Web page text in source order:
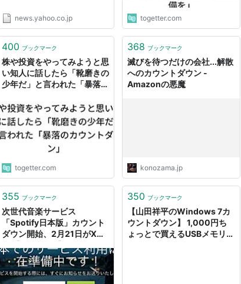
news.yahoo.co.jp togetter.com
400 ブックマーク
株や投資をやってみようと思
い知人に話したら「靴磨きの
少年だ」と言われた「暴落の
togetter.com
368 ブックマーク
滅びを待つだけの会社...解散
へのカウントダウン -
Amazonの悪魔
konozama.jp
355 ブックマーク
次世代音楽サービス
「Spotify日本版」カウント
ダウン開始、2月21日がXデ
#smwtok | TechWave（テ
ックウェーブ）
350 ブックマーク
【山田祥平のWindows 7カ
ウントダウン】 1,000円ち
ょっとで買えるUSBメモリで